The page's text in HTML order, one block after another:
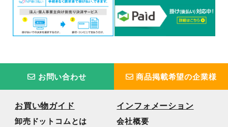
お問い合わせ 商品掲載希望の企業様
お買い物ガイド
卸売ドットコムとは
インフォメーション
会社概要